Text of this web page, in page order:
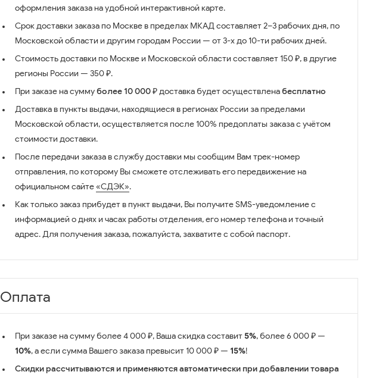
оформления заказа на удобной интерактивной карте.
Срок доставки заказа по Москве в пределах МКАД составляет 2–3 рабочих дня, по
Московской области и другим городам России — от 3-х до 10-ти рабочих дней.
Стоимость доставки по Москве и Московской области составляет 150 ₽, в другие
регионы России — 350 ₽.
При заказе на суммуболее 10 000 ₽доставка будет осуществленабесплатно
Доставка в пункты выдачи, находящиеся в регионах России за пределами
Московской области, осуществляется после 100% предоплаты заказа с учётом
стоимости доставки.
После передачи заказа в службу доставки мы сообщим Вам трек-номер
отправления, по которому Вы сможете отслеживать его передвижение на
официальном сайте«СДЭК».
Как только заказ прибудет в пункт выдачи, Вы получите SMS-уведомление с
информацией о днях и часах работы отделения, его номер телефона и точный
адрес. Для получения заказа, пожалуйста, захватите с собой паспорт.
Оплата
При заказе на сумму более 4 000 ₽, Ваша скидка составит5%, более 6 000 ₽ —
10%, а если сумма Вашего заказа превысит 10 000 ₽ — 15%!
Скидки рассчитываются и применяются автоматически при добавлении товара